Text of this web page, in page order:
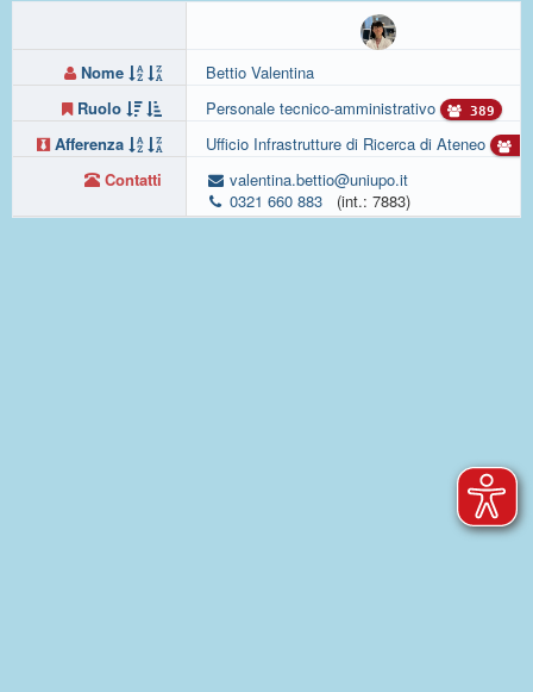
Nome
Ruolo
Afferenza
Contatti
Bettio Valentina
Personale tecnico-amministrativo
389
Ufficio Infrastrutture di Ricerca di Ateneo
valentina.bettio@uniupo.it
0321 660 883
(int.: 7883)